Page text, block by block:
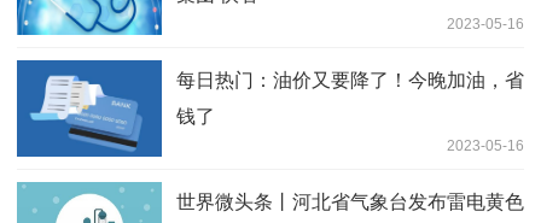
2023-05-16
每日热门：油价又要降了！今晚加油，省
钱了
2023-05-16
世界微头条丨河北省气象台发布雷电黄色